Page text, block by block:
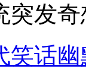
突发
笑话